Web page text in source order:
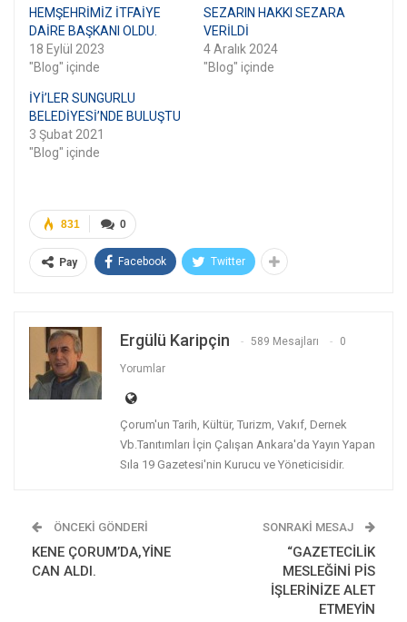
HEMŞEHRİMİZ İTFAİYE
DAİRE BAŞKANI OLDU.
18 Eylül 2023
"Blog" içinde
SEZARIN HAKKI SEZARA
VERİLDİ
4 Aralık 2024
"Blog" içinde
İYİ’LER SUNGURLU
BELEDİYESİ’NDE BULUŞTU
3 Şubat 2021
"Blog" içinde
0
831
Pay Facebook Twitter
Ergülü Karipçin 589 Mesajları 0
Yorumlar
Çorum'un Tarih, Kültür, Turizm, Vakıf, Dernek
Vb.Tanıtımları İçin Çalışan Ankara'da Yayın Yapan
Sıla 19 Gazetesi'nin Kurucu ve Yöneticisidir.
ÖNCEKI GÖNDERI
KENE ÇORUM’DA,YİNE
CAN ALDI.
SONRAKI MESAJ
“GAZETECİLİK
MESLEĞİNİ PİS
İŞLERİNİZE ALET
ETMEYİN